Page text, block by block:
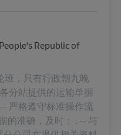
Republic of
班，只有行政朝九晚
分站提供的运输单据
严格遵守标准操作流
的准确，及时； . -- 与